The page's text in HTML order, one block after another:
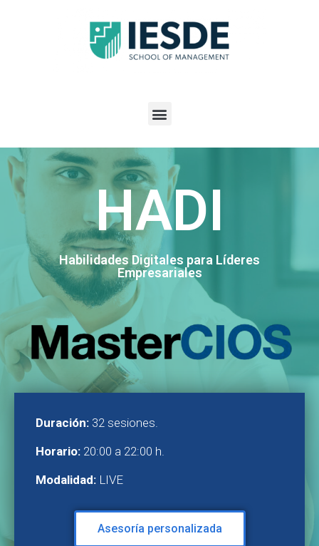
HADI
Habilidades Digitales para Líderes
Empresariales
Duración: 32 sesiones.
Horario: 20:00 a 22:00 h.
Modalidad: LIVE
Asesoría personalizada